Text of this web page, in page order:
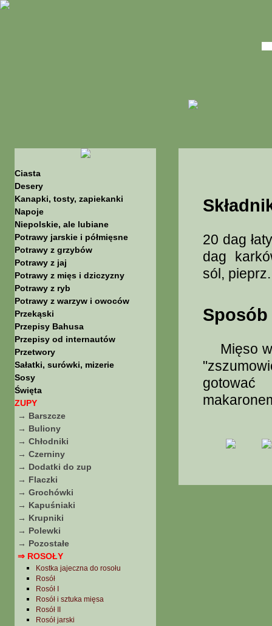
Ciasta
Desery
Kanapki, tosty, zapiekanki
Napoje
Niepolskie, ale lubiane
Potrawy jarskie i półmięsne
Potrawy z grzybów
Potrawy z jaj
Potrawy z mięs i dziczyzny
Potrawy z ryb
Potrawy z warzyw i owoców
Przekąski
Przepisy Bahusa
Przepisy od internautów
Przetwory
Sałatki, surówki, mizerie
Sosy
Święta
ZUPY
→ Barszcze
→ Buliony
→ Chłodniki
→ Czerniny
→ Dodatki do zup
→ Flaczki
→ Grochówki
→ Kapuśniaki
→ Krupniki
→ Polewki
→ Pozostałe
⇒ ROSOŁY
Kostka jajeczna do rosołu
Rosół
Rosół I
Rosół i sztuka mięsa
Rosół II
Rosół jarski
20 dag
dag
sól, pieprz.
Mięso